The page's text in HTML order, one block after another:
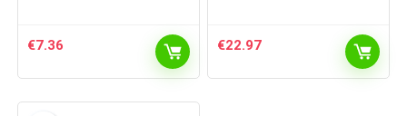
€7.36 €22.97